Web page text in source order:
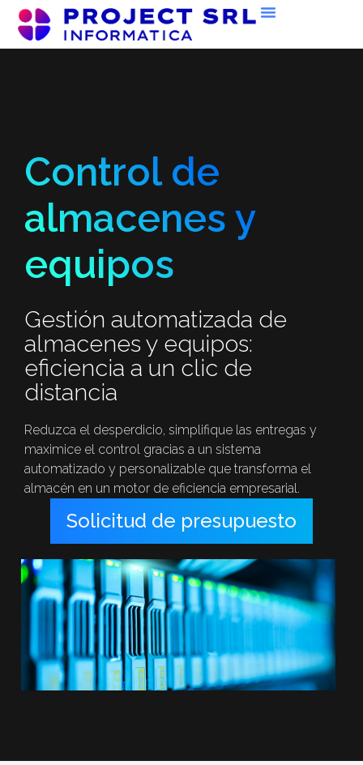
Control de
almacenes y
equipos
Gestión automatizada de
almacenes y equipos:
eficiencia a un clic de
distancia
Reduzca el desperdicio, simplifique las entregas y
maximice el control gracias a un sistema
automatizado y personalizable que transforma el
almacén en un motor de eficiencia empresarial.
Solicitud de presupuesto